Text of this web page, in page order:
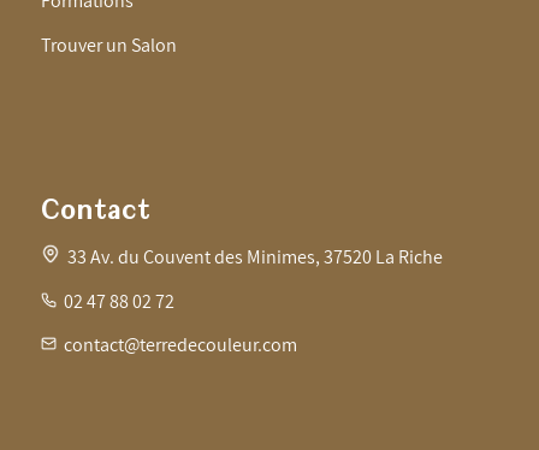
Trouver un Salon
Contact
33 Av. du Couvent des Minimes, 37520 La Riche
02 47 88 02 72
contact@terredecouleur.com